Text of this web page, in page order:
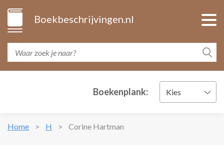
Boekbeschrijvingen.nl
Boekenplank: Kies
Home H Corine Hartman